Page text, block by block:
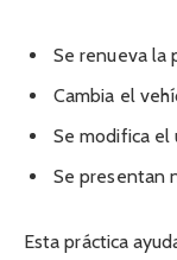
Se renueva la
Cambia el
Se modifica el
Se presentan
Esta práctica